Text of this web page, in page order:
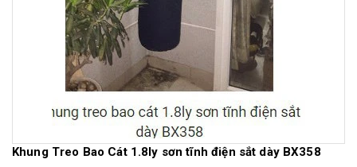
Khung Treo Bao Cát 1.8ly sơn tĩnh điện sắt dày BX358